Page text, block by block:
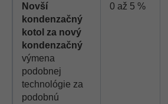
Novší
kondenzačný
kotol za nový
kondenzačný
výmena
podobnej
technológie za
podobnú
0 až 5 %